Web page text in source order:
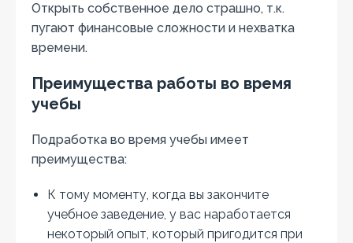
Открыть собственное дело страшно, т.к.
пугают финансовые сложности и нехватка
времени.
Преимущества работы во время
учебы
Подработка во время учебы имеет
преимущества:
К тому моменту, когда вы закончите
учебное заведение, у вас наработается
некоторый опыт, который пригодится при